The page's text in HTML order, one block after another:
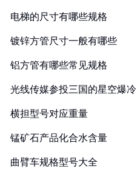
电梯的尺寸有哪些规格
镀锌方管尺寸一般有哪些
铝方管有哪些常见规格
光线传媒参投三国的星空爆冷
横担型号对应重量
锰矿石产品化合水含量
曲臂车规格型号大全